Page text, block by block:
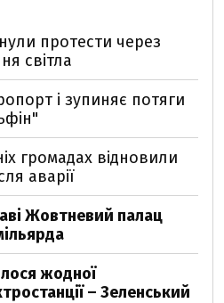
протести через
світла
і зупиняє потяги
громадах відновили
аварії
Жовтневий палац
жодної
– Зеленський